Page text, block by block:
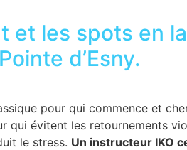
et les spots en
d’Esny.
pour qui commence et
qui évitent les retournements
le stress. Un instructeur IKO